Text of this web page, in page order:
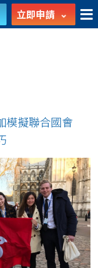
立即申請
模擬聯合國會